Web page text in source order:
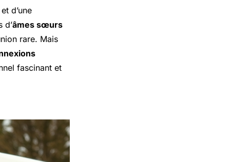
d’une
d’âmes sœurs
rare. Mais
fascinant et